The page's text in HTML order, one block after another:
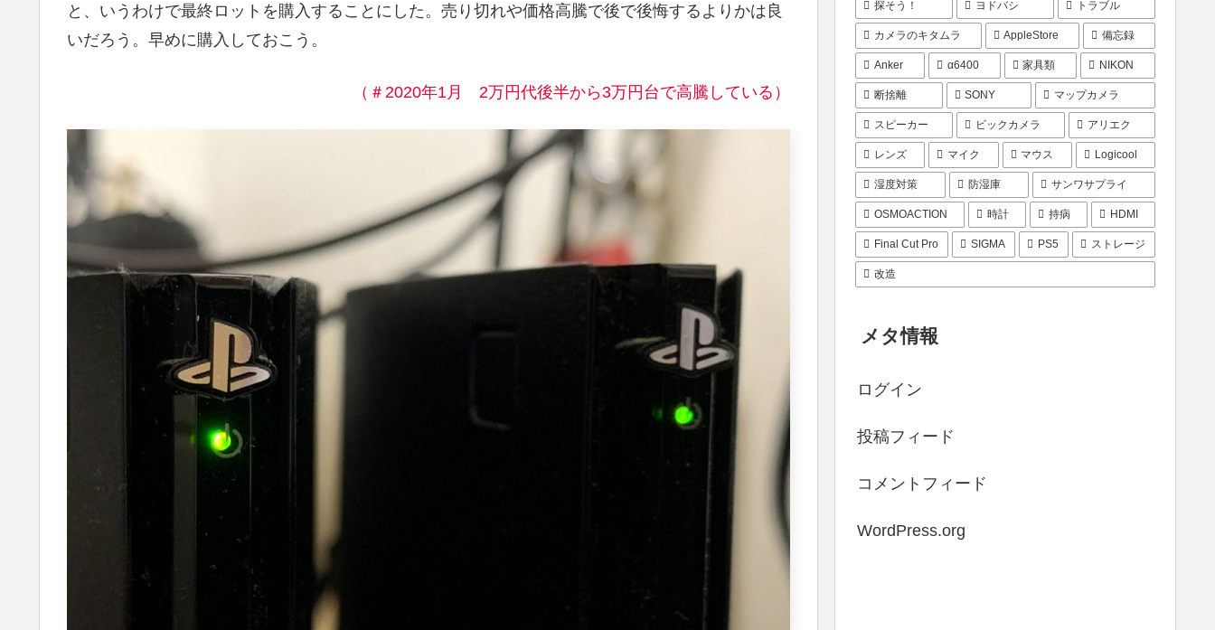
と、いうわけで最終ロットを購入することにした。売り切れや価格高騰で後で後悔するよりかは良
いだろう。早めに購入しておこう。
（＃2020年1月 2万円代後半から3万円台で高騰している）
探そう！ ヨドバシ トラブル
カメラのキタムラ AppleStore 備忘録
Anker α6400 家具類 NIKON
断捨離 SONY マップカメラ
スピーカー ビックカメラ アリエク
レンズ マイク マウス Logicool
湿度対策 防湿庫 サンワサプライ
OSMOACTION 時計 持病 HDMI
Final Cut Pro SIGMA PS5 ストレージ
改造
メタ情報
ログイン
投稿フィード
コメントフィード
WordPress.org